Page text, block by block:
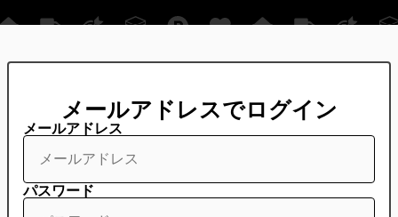
メールアドレスでログイン
メールアドレス
パスワード